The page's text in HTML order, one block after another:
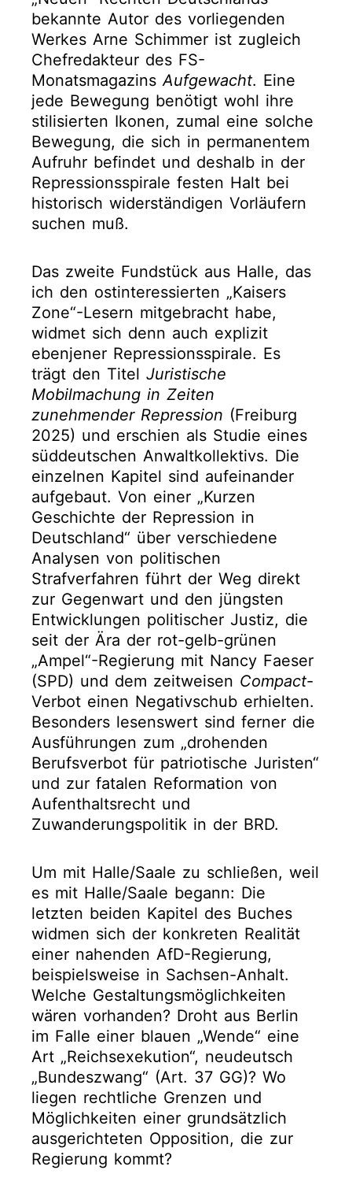
bekannte Autor des vorliegenden
Werkes Arne Schimmer ist zugleich
Chefredakteur des FS-
Monatsmagazins Aufgewacht. Eine
jede Bewegung benötigt wohl ihre
stilisierten Ikonen, zumal eine solche
Bewegung, die sich in permanentem
Aufruhr befindet und deshalb in der
Repressionsspirale festen Halt bei
historisch widerständigen Vorläufern
suchen muß.
Das zweite Fundstück aus Halle, das
ich den ostinteressierten „Kaisers
Zone“-Lesern mitgebracht habe,
widmet sich denn auch explizit
ebenjener Repressionsspirale. Es
trägt den Titel Juristische
Mobilmachung in Zeiten
zunehmender Repression (Freiburg
2025) und erschien als Studie eines
süddeutschen Anwaltkollektivs. Die
einzelnen Kapitel sind aufeinander
aufgebaut. Von einer „Kurzen
Geschichte der Repression in
Deutschland“ über verschiedene
Analysen von politischen
Strafverfahren führt der Weg direkt
zur Gegenwart und den jüngsten
Entwicklungen politischer Justiz, die
seit der Ära der rot-gelb-grünen
„Ampel“-Regierung mit Nancy Faeser
(SPD) und dem zeitweisen Compact-
Verbot einen Negativschub erhielten.
Besonders lesenswert sind ferner die
Ausführungen zum „drohenden
Berufsverbot für patriotische Juristen“
und zur fatalen Reformation von
Aufenthaltsrecht und
Zuwanderungspolitik in der BRD.
Um mit Halle/Saale zu schließen, weil
es mit Halle/Saale begann: Die
letzten beiden Kapitel des Buches
widmen sich der konkreten Realität
einer nahenden AfD-Regierung,
beispielsweise in Sachsen-Anhalt.
Welche Gestaltungsmöglichkeiten
wären vorhanden? Droht aus Berlin
im Falle einer blauen „Wende“ eine
Art „Reichsexekution“, neudeutsch
„Bundeszwang“ (Art. 37 GG)? Wo
liegen rechtliche Grenzen und
Möglichkeiten einer grundsätzlich
ausgerichteten Opposition, die zur
Regierung kommt?